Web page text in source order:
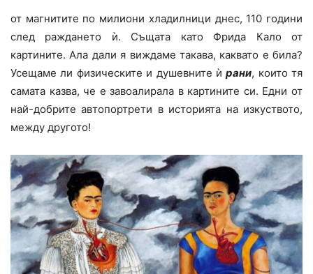
от магнитите по милиони хладилници днес, 110 години
след раждането ѝ. Същата като Фрида Кало от
картините. Ала дали я виждаме такава, каквато е била?
Усещаме ли физическите и душевните ѝрани, които тя
самата казва, че е завоалирала в картините си. Едни от
най-добрите автопортрети в историята на изкуството,
между другото!